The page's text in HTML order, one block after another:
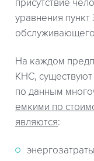
присутствие
уравнения пункт
На каждом
КНС,
по данным
емкими по
являются: